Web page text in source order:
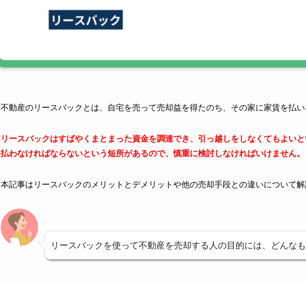
不動産のリースバックとは、自宅を売って売却益を得たのち、その家に家賃を払
リースバックはすばやくまとまった資金を調達でき、引っ越しをしなくてもよい
払わなければならないという短所があるので、慎重に検討しなければいけません。
本記事はリースバックのメリットとデメリットや他の売却手段との違いについて解
リースバックを使って不動産を売却する人の目的には、どんな